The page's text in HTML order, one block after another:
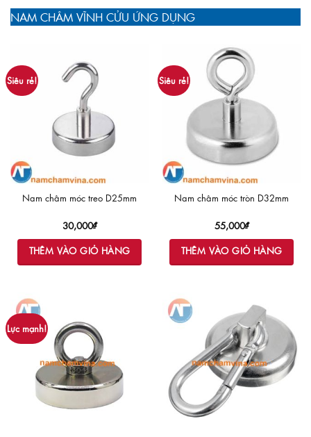
NAM CHÂM VĨNH CỬU ỨNG DỤNG
Siêu rẻ!
Nam châm móc treo D25mm
30,000₫
THÊM VÀO GIỎ HÀNG
Siêu rẻ!
Nam châm móc tròn D32mm
55,000₫
THÊM VÀO GIỎ HÀNG
Lực mạnh!